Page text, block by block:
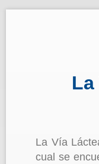
La Vía
cual se